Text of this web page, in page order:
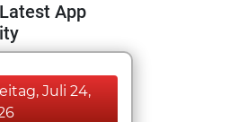
App
Juli 24,